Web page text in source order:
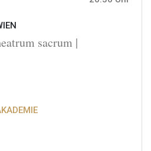
sacrum |